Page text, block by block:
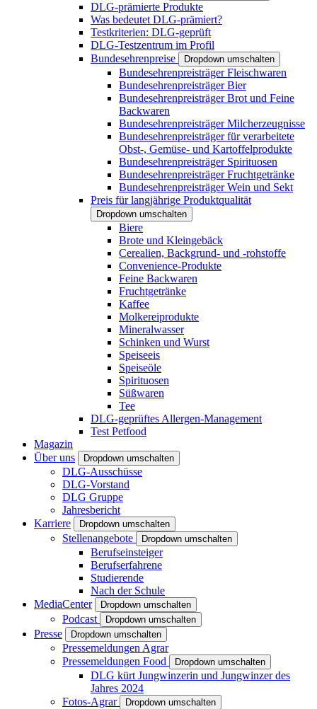
DLG-prämierte Produkte
Was bedeutet DLG-prämiert?
Testkriterien: DLG-geprüft
DLG-Testzentrum im Profil
Bundesehrenpreise
Dropdown umschalten
Bundesehrenpreisträger Fleischwaren
Bundesehrenpreisträger Bier
Bundesehrenpreisträger Brot und Feine
Backwaren
Bundesehrenpreisträger Milcherzeugnisse
Bundesehrenpreisträger für verarbeitete
Obst-, Gemüse- und Kartoffelprodukte
Bundesehrenpreisträger Spirituosen
Bundesehrenpreisträger Fruchtgetränke
Bundesehrenpreisträger Wein und Sekt
Preis für langjährige Produktqualität
Dropdown umschalten
Biere
Brote und Kleingebäck
Cerealien, Backgrund- und -rohstoffe
Convenience-Produkte
Feine Backwaren
Fruchtgetränke
Kaffee
Molkereiprodukte
Mineralwasser
Schinken und Wurst
Speiseeis
Speiseöle
Spirituosen
Süßwaren
Tee
DLG-geprüftes Allergen-Management
Test Petfood
Magazin
Über uns
Dropdown umschalten
DLG-Ausschüsse
DLG-Vorstand
DLG Gruppe
Jahresbericht
Karriere
Dropdown umschalten
Stellenangebote Dropdown umschalten
Berufseinsteiger
Berufserfahrene
Studierende
Nach der Schule
MediaCenter
Dropdown umschalten
Podcast Dropdown umschalten
Presse Dropdown umschalten
Pressemeldungen Agrar
Pressemeldungen Food
Dropdown umschalten
DLG kürt Jungwinzerin und Jungwinzer des
Jahres 2024
Fotos-Agrar
Dropdown umschalten